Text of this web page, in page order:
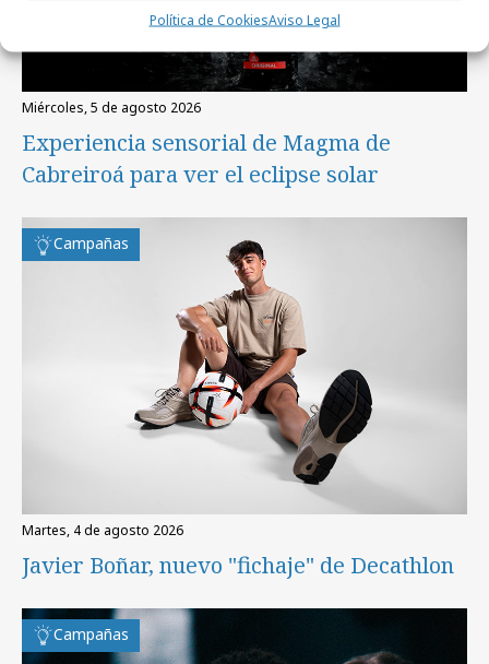
Política de CookiesAviso Legal
miércoles, 5 de agosto 2026
Experiencia sensorial de Magma de
Cabreiroá para ver el eclipse solar
Campañas
martes, 4 de agosto 2026
Javier Boñar, nuevo "fichaje" de Decathlon
Campañas